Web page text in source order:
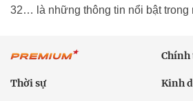
32… là những thông tin nổi bật trong
Thời sự Kinh